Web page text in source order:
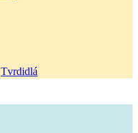
Tvrdidlá